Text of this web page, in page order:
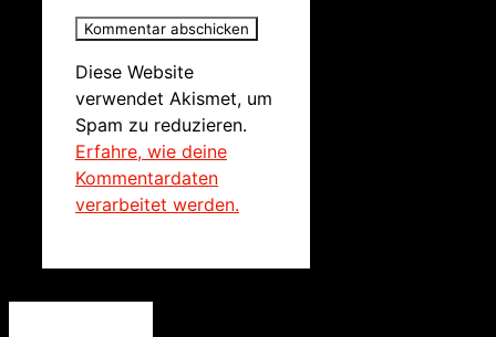
Diese Website
verwendet Akismet, um
Spam zu reduzieren.
Erfahre, wie deine
Kommentardaten
verarbeitet werden.